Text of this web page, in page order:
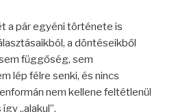
a pár egyéni története is
a döntéseikből
függőség, sem
lép félre senki, és nincs
nem kellene feltétlenül
„alakul”.